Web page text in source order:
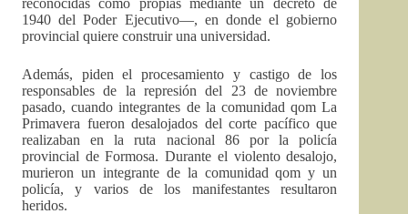
reconocidas como propias mediante un decreto de
1940 del Poder Ejecutivo—, en donde el gobierno
provincial quiere construir una universidad.
Además, piden el procesamiento y castigo de los
responsables de la represión del 23 de noviembre
pasado, cuando integrantes de la comunidad qom La
Primavera fueron desalojados del corte pacífico que
realizaban en la ruta nacional 86 por la policía
provincial de Formosa. Durante el violento desalojo,
murieron un integrante de la comunidad qom y un
policía, y varios de los manifestantes resultaron
heridos.